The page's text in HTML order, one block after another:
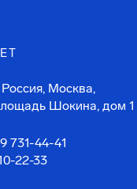
Москва,
Шокина, дом 1
731-44-41
22-33